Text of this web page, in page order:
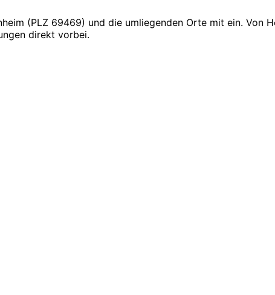
(PLZ 69469) und die umliegenden Orte mit ein. Von
direkt vorbei.